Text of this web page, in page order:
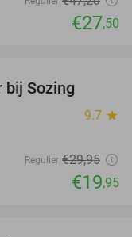
€27,50
bij Sozing
9.7 star
Regulier €29,95
€19,95